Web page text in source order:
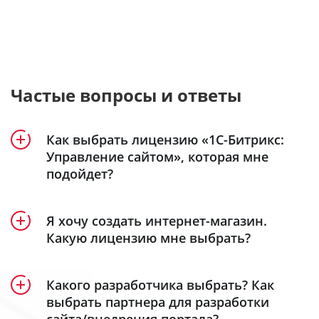
Частые вопросы и ответы
Как выбрать лицензию «1С-Битрикс:
Управление сайтом», которая мне
подойдет?
Продукт «1С-Битрикс: Управление сайтом»
включает 5 лицензий – «Старт», «Стандарт»,
Посмотрите удобную детальную
таблицу
сравнения лицензий, в которой наглядно
Я хочу создать интернет-магазин.
Какую лицензию мне выбрать?
лицензиях
«Малый бизнес», «Бизнес»
«Энтерпрайз».
Какого разработчика выбрать? Как
выбрать партнера для разработки